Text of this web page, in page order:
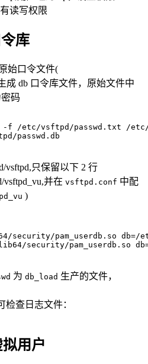
读写权限
库
始口令文件(
成 db 口令库文件，原始文件中
码
-f /etc/vsftpd/passwd.txt /etc/
passwd.db
vsftpd,只保留以下 2 行
vsftpd_vu,并在 vsftpd.conf 中配
)
security/pam_userdb.so db=/
security/pam_userdb.so
为 db_load 生产的文件，
查日志文件：
用户